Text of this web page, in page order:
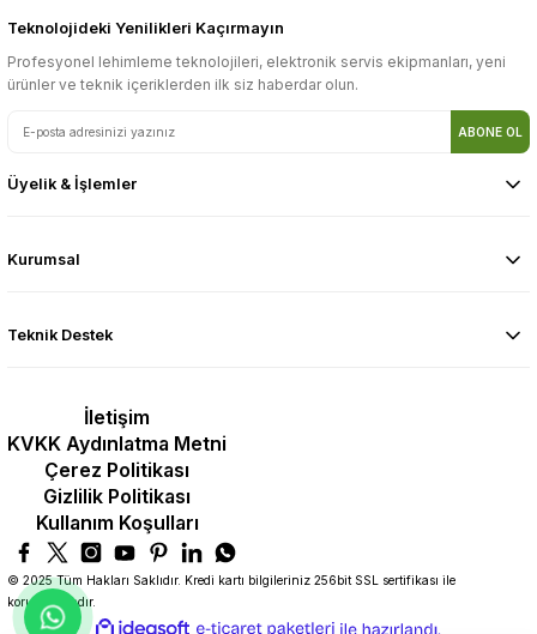
Teknolojideki Yenilikleri Kaçırmayın
Profesyonel lehimleme teknolojileri, elektronik servis ekipmanları, yeni
ürünler ve teknik içeriklerden ilk siz haberdar olun.
ABONE OL
Üyelik & İşlemler
Kurumsal
Teknik Destek
İletişim
KVKK Aydınlatma Metni
Çerez Politikası
Gizlilik Politikası
Kullanım Koşulları
© 2025 Tüm Hakları Saklıdır. Kredi kartı bilgileriniz 256bit SSL sertifikası ile
korunmaktadır.
ideasoft e-